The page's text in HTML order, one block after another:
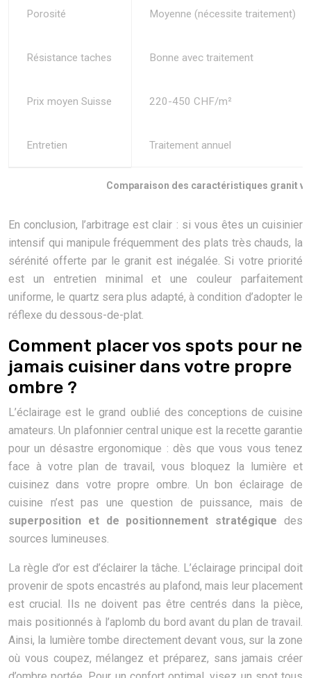
Comparaison des caractéristiques granit
Porosité Moyenne (nécessite traitement)
Résistance taches Bonne avec traitement
Prix moyen Suisse 220-450 CHF/m²
Entretien Traitement annuel
En conclusion, l’arbitrage est clair : si vous êtes un cuisinier
intensif qui manipule fréquemment des plats très chauds, la
sérénité offerte par le granit est inégalée. Si votre priorité
est un entretien minimal et une couleur parfaitement
uniforme, le quartz sera plus adapté, à condition d’adopter le
réflexe du dessous-de-plat.
Comment placer vos spots pour ne
jamais cuisiner dans votre propre
ombre ?
L’éclairage est le grand oublié des conceptions de cuisine
amateurs. Un plafonnier central unique est la recette garantie
pour un désastre ergonomique : dès que vous vous tenez
face à votre plan de travail, vous bloquez la lumière et
cuisinez dans votre propre ombre. Un bon éclairage de
cuisine n’est pas une question de puissance, mais de
superposition et de positionnement stratégique des
sources lumineuses.
La règle d’or est d’éclairer la tâche. L’éclairage principal doit
provenir de spots encastrés au plafond, mais leur placement
est crucial. Ils ne doivent pas être centrés dans la pièce,
mais positionnés à l’aplomb du bord avant du plan de travail.
Ainsi, la lumière tombe directement devant vous, sur la zone
où vous coupez, mélangez et préparez, sans jamais créer